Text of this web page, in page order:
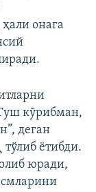
онага
кўрибман,
деган
ётибди.
юради,